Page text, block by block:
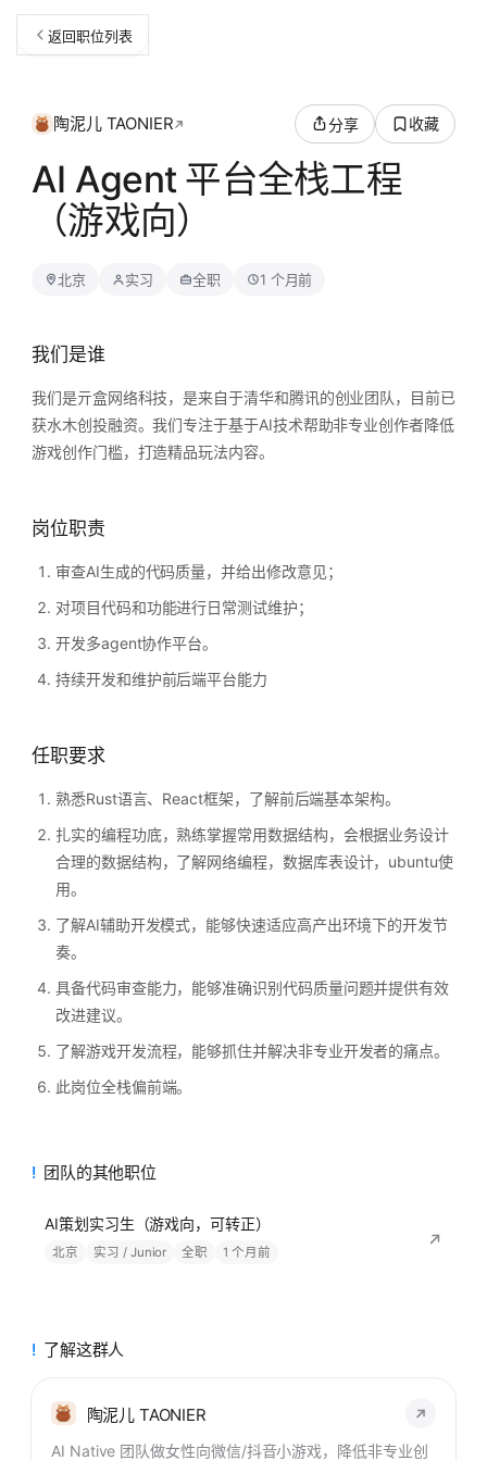
返回职位列表
陶泥儿 TAONIER 分享 收藏
AI Agent 平台全栈工程
（游戏向）
北京 实习 全职 1 个月前
我们是谁
我们是亓盒网络科技，是来自于清华和腾讯的创业团队，目前已
获水木创投融资。我们专注于基于AI技术帮助非专业创作者降低
游戏创作门槛，打造精品玩法内容。
岗位职责
审查AI生成的代码质量，并给出修改意见；
对项目代码和功能进行日常测试维护；
开发多agent协作平台。
持续开发和维护前后端平台能力
任职要求
熟悉Rust语言、React框架，了解前后端基本架构。
扎实的编程功底，熟练掌握常用数据结构，会根据业务设计
合理的数据结构，了解网络编程，数据库表设计，ubuntu使
用。
了解AI辅助开发模式，能够快速适应高产出环境下的开发节
奏。
具备代码审查能力，能够准确识别代码质量问题并提供有效
改进建议。
了解游戏开发流程，能够抓住并解决非专业开发者的痛点。
此岗位全栈偏前端。
团队的其他职位
AI策划实习生（游戏向，可转正）
北京 实习 / Junior 全职 1 个月前
了解这群人
陶泥儿 TAONIER
AI Native 团队做女性向微信/抖音小游戏，降低非专业创